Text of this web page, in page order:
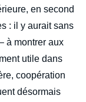
en second
: il y aurait sans
à montrer aux
utile dans
coopération
désormais